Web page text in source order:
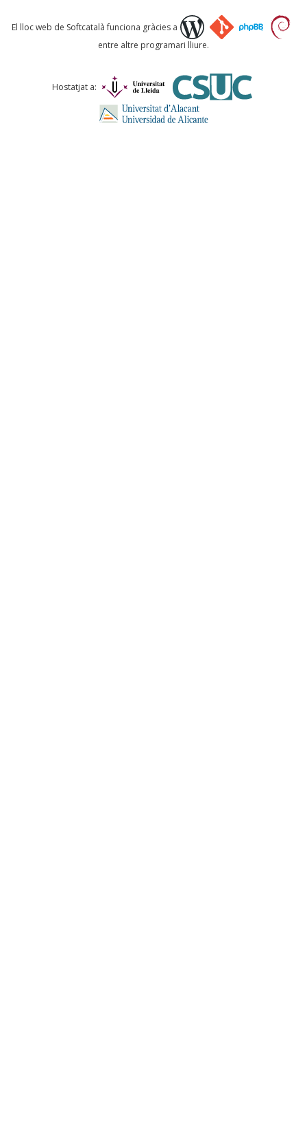
Què proposeu?
Comentari *
El lloc web de Softcatalà funciona gràcies a
entre altre programari lliure.
Hostatjat a: